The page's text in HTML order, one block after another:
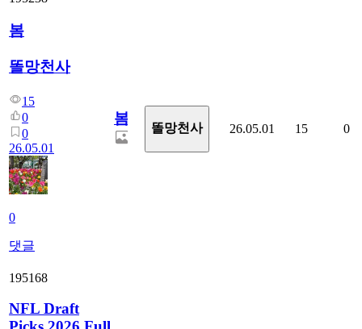
봄
똘망천사
15
0
0
26.05.01
0
댓글
봄
똘망천사 26.05.01 15 0
195168
NFL Draft